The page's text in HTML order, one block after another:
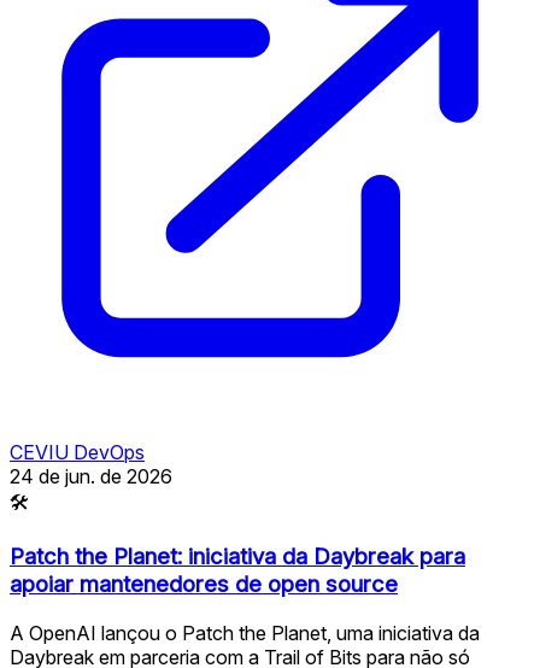
CEVIU DevOps
24 de jun. de 2026
🛠
Patch the Planet: iniciativa da Daybreak para
apoiar mantenedores de open source
A OpenAI lançou o Patch the Planet, uma iniciativa da
Daybreak em parceria com a Trail of Bits para não só